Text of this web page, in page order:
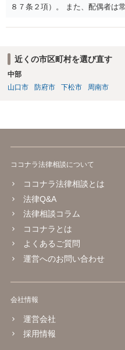
８７条２項）。 また、配偶者は
も相続権があります。つまり、
近くの市区町村を選び直す
中部
山口市
防府市 下松市 周南市
ココナラ法律相談について
ココナラ法律相談とは
法律Q&A
法律相談コラム
ココナラとは
よくあるご質問
運営へのお問い合わせ
会社情報
運営会社
採用情報